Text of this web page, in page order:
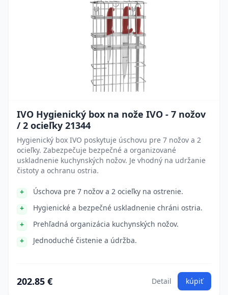
IVO Hygienický box na nože IVO - 7 nožov
/ 2 ocieľky 21344
Hygienický box IVO poskytuje úschovu pre 7 nožov a 2
ocieľky. Zabezpečuje bezpečné a organizované
uskladnenie kuchynských nožov. Je vhodný na udržanie
čistoty a ochranu ostria.
Úschova pre 7 nožov a 2 ocieľky na ostrenie.
Hygienické a bezpečné uskladnenie chráni ostria.
Prehľadná organizácia kuchynských nožov.
Jednoduché čistenie a údržba.
202.85 € Detail kúpiť